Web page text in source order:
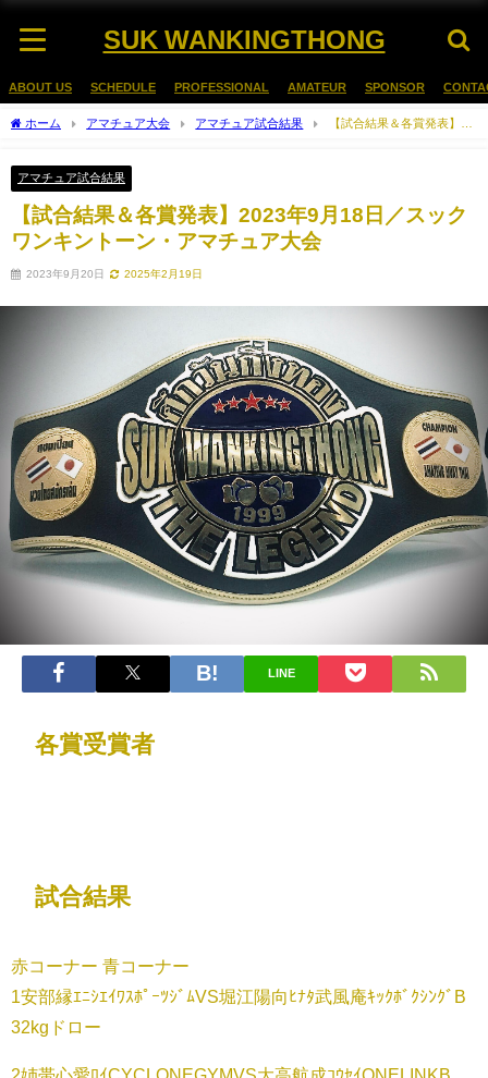
SUK WANKINGTHONG
ABOUT US SCHEDULE PROFESSIONAL AMATEUR SPONSOR
ホーム アマチュア大会 アマチュア試合結果
【試合結果＆各賞発表】
アマチュア試合結果
【試合結果＆各賞発表】2023年9月18日／スック
ワンキントーン・アマチュア大会
2023年9月20日 2025年2月19日
LINE
各賞受賞者
試合結果
赤コーナー 青コーナー
1安部縁ｴﾆｼｴｲﾜｽﾎﾟｰﾂｼﾞﾑVS堀江陽向ﾋﾅﾀ武風庵ｷｯｸﾎﾞｸｼﾝｸﾞB
32kgドロー